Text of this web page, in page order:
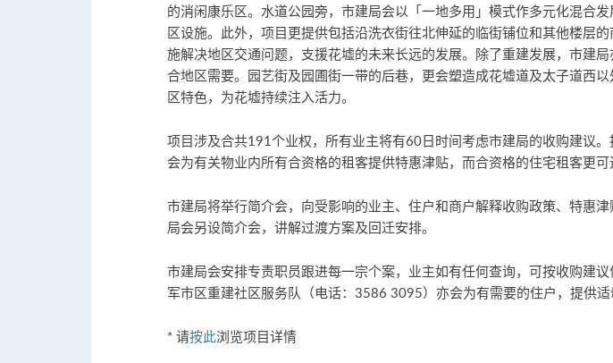
的消闲康乐区。水道公园旁，市建局会以「一地多用」模式作多元化混合
区设施。此外，项目更提供包括沿洗衣街往北伸延的临街铺位和其他楼层
施解决地区交通问题，支援花墟的未来长远的发展。除了重建发展，市建
合地区需要。园艺街及园圃街一带的后巷，更会塑造成花墟道及太子道西
区特色，为花墟持续注入活力。
项目涉及合共191个业权，所有业主将有60日时间考虑市建局的收购建议
会为有关物业内所有合资格的租客提供特惠津贴，而合资格的住宅租客更可
市建局将举行简介会，向受影响的业主、住户和商户解释收购政策、特惠
局会另设简介会，讲解过渡方案及回迁安排。
市建局会安排专责职员跟进每一宗个案，业主如有任何查询，可按收购建
军市区重建社区服务队（电话：3586 3095）亦会为有需要的住户，提供适
* 请按此浏览项目详情